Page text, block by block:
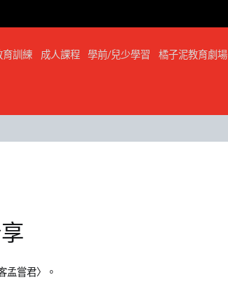
育訓練 成人課程 學前/兒少學習 橘子泥教育劇場
孟嘗君〉。